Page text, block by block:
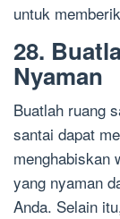
untuk
28.
Nyaman
Buatlah ruang
santai dapat
menghabiskan
yang nyaman
Anda. Selain